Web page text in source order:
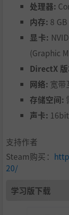
处理器:
内存: 8 GB
显卡:
(Graphic
DirectX
网络: 宽带
存储空间:
声卡:
支持作者
Steam购买：
20/
学习版下载